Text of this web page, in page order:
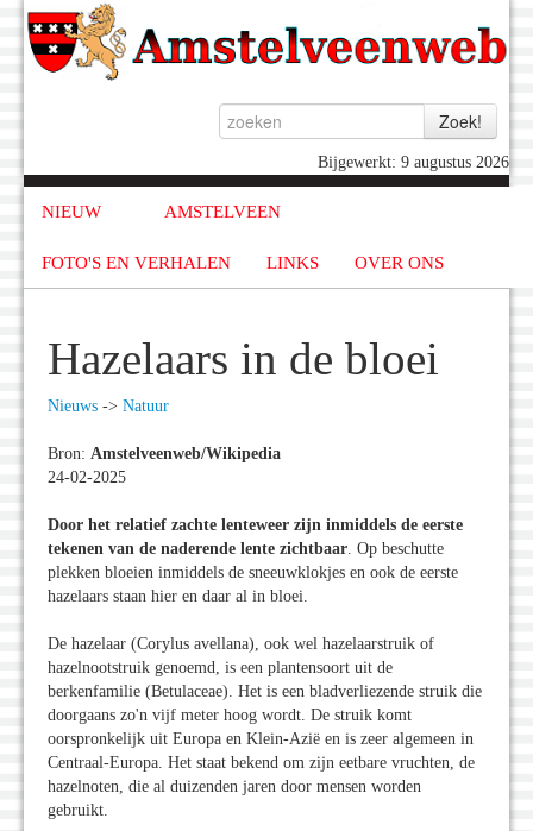
Bijgewerkt: 9 augustus 2026
NIEUW AMSTELVEEN
FOTO'S EN VERHALEN LINKS OVER ONS
Hazelaars in de bloei
Nieuws -> Natuur
Bron: Amstelveenweb/Wikipedia
24-02-2025
Door het relatief zachte lenteweer zijn inmiddels de eerste
tekenen van de naderende lente zichtbaar. Op beschutte
plekken bloeien inmiddels de sneeuwklokjes en ook de eerste
hazelaars staan hier en daar al in bloei.
De hazelaar (Corylus avellana), ook wel hazelaarstruik of
hazelnootstruik genoemd, is een plantensoort uit de
berkenfamilie (Betulaceae). Het is een bladverliezende struik die
doorgaans zo'n vijf meter hoog wordt. De struik komt
oorspronkelijk uit Europa en Klein-Azië en is zeer algemeen in
Centraal-Europa. Het staat bekend om zijn eetbare vruchten, de
hazelnoten, die al duizenden jaren door mensen worden
gebruikt.